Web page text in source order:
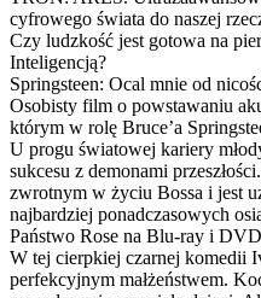
cyfrowego świata do naszej
Czy ludzkość jest gotowa na
Inteligencją?
Springsteen: Ocal mnie od
Osobisty film o powstawaniu
którym w rolę Bruce’a
U progu światowej kariery
sukcesu z demonami
zwrotnym w życiu Bossa i jest
najbardziej ponadczasowych
Państwo Rose na Blu-ray i
W tej cierpkiej czarnej komedii
perfekcyjnym małżeństwem.